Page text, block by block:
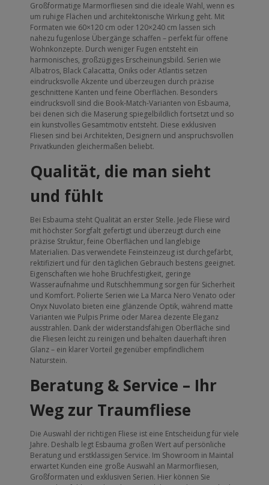
Großformatige Marmorfliesen sind die ideale Wahl, wenn es
um ruhige Flächen und architektonische Wirkung geht. Mit
Formaten wie 60×120 cm oder 120×240 cm lassen sich
nahezu fugenlose Übergänge schaffen – perfekt für offene
Wohnkonzepte. Durch weniger Fugen entsteht ein
harmonisches, großzügiges Erscheinungsbild. Serien wie
Albatros, Black Calacatta, Oniks oder Atlantis setzen
eindrucksvolle Akzente und überzeugen durch präzise
geschnittene Kanten und feine Oberflächen. Besonders
eindrucksvoll sind die Book-Match-Varianten von Esbauma,
bei denen sich die Maserung spiegelbildlich fortsetzt und so
ein kunstvolles Gesamtmotiv entsteht. Diese exklusiven
Fliesen sind bei Architekten, Designern und anspruchsvollen
Privatkunden gleichermaßen beliebt.
Qualität, die man sieht
und fühlt
Bei Esbauma steht Qualität an erster Stelle. Jede Fliese wird
mit höchster Sorgfalt gefertigt und überzeugt durch eine
präzise Struktur, feine Oberflächen und langlebige
Materialien. Das verwendete Feinsteinzeug ist durchgefärbt,
rektifiziert und für den täglichen Gebrauch bestens geeignet.
Eigenschaften wie hohe Bruchfestigkeit, geringe
Wasseraufnahme und Rutschhemmung sorgen für Sicherheit
und Komfort. Polierte Serien wie La Marca Nero Venato oder
Onyx Nuvolato bieten eine glänzende Optik, während matte
Varianten wie Pulpis Prime oder Marea dezente Eleganz
ausstrahlen. Dank der widerstandsfähigen Oberfläche sind
die Fliesen leicht zu reinigen und behalten dauerhaft ihren
Glanz – ein klarer Vorteil gegenüber empfindlichem
Naturstein.
Beratung & Service – Ihr
Weg zur Traumfliese
Die Auswahl der richtigen Fliese ist eine Entscheidung für viele
Jahre. Deshalb legt Esbauma großen Wert auf persönliche
Beratung und erstklassigen Service. Im Showroom in Maintal
erwartet Kunden eine große Auswahl an Marmorfliesen,
Großformaten und exklusiven Serien. Hier können Sie